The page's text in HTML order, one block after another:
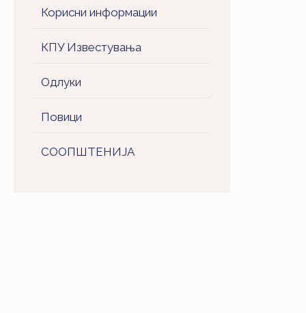
Корисни информации
КПУ Известувања
Одлуки
Повици
СООПШТЕНИJA